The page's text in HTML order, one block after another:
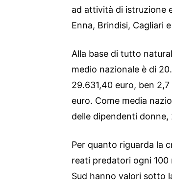
ad attività di istruzione
Enna, Brindisi, Cagliari
Alla base di tutto
medio nazionale è di
29.631,40 euro, ben
euro. Come media
delle dipendenti
Per quanto riguarda la
reati predatori ogni
Sud hanno valori sotto